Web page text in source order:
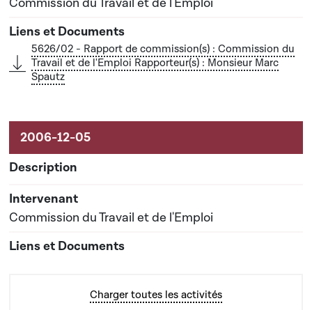
Commission du Travail et de l'Emploi
5626/02 - Rapport de commission(s) : Commission du
Travail et de l'Emploi Rapporteur(s) : Monsieur Marc
Spautz
Commission du Travail et de l'Emploi
Charger toutes les activités